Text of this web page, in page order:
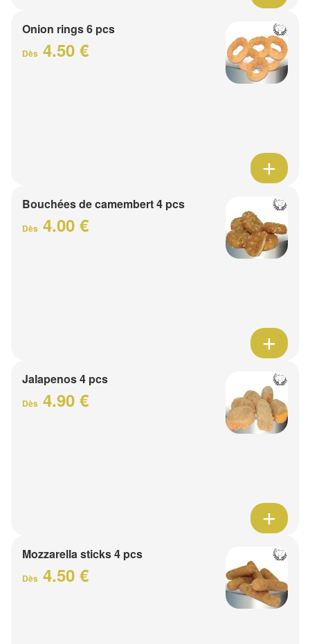
Onion rings 6 pcs
Dès 4.50 €
Bouchées de camembert 4 pcs
Dès 4.00 €
Jalapenos 4 pcs
Dès 4.90 €
Mozzarella sticks 4 pcs
Dès 4.50 €